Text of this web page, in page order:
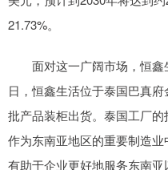
21.73%。
面对这一广阔市场，恒鑫
日，恒鑫生活位于泰国巴真
批产品装柜出货。泰国工厂
作为东南亚地区的重要制造
有助于企业更好地服务东南